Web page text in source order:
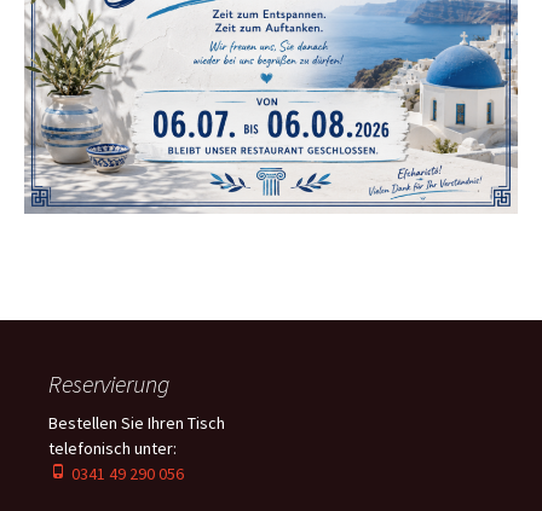
Reservierung
Bestellen Sie Ihren Tisch
telefonisch unter:
0341 49 290 056